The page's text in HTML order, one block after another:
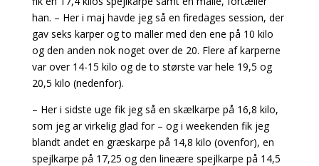
han. – Her i maj havde jeg så en firedages session, der
gav seks karper og to maller med den ene på 10 kilo
og den anden nok noget over de 20. Flere af karperne
var over 14-15 kilo og de to største var hele 19,5 og
20,5 kilo (nedenfor).
– Her i sidste uge fik jeg så en skælkarpe på 16,8 kilo,
som jeg ar virkelig glad for – og i weekenden fik jeg
blandt andet en græskarpe på 14,8 kilo (ovenfor), en
spejlkarpe på 17,25 og den lineære spejlkarpe på 14,5